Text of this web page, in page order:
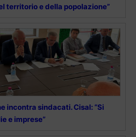
territorio e della popolazione”
incontra sindacati. Cisal: “Si
e imprese”